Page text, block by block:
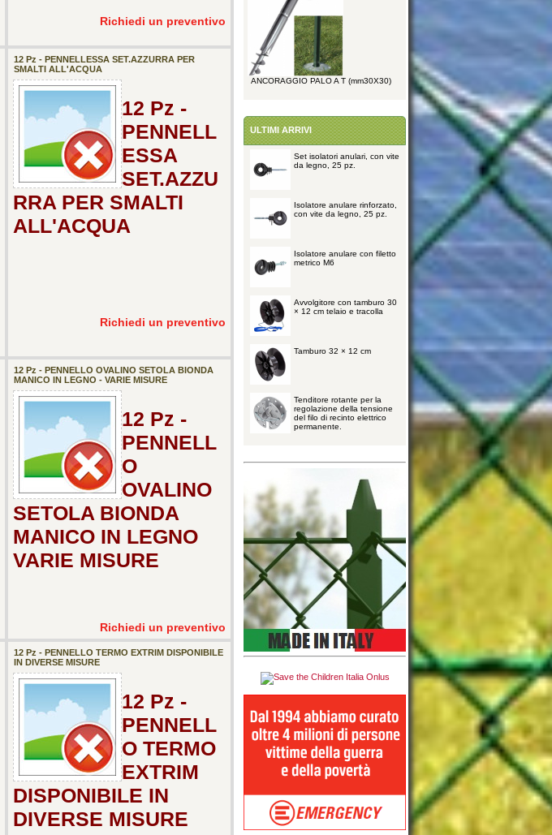
Richiedi un preventivo
12 Pz - PENNELLESSA SET.AZZURRA PER
SMALTI ALL'ACQUA
12 Pz -
PENNELL
ESSA
SET.AZZU
RRA PER SMALTI
ALL'ACQUA
Richiedi un preventivo
12 Pz - PENNELLO OVALINO SETOLA BIONDA
MANICO IN LEGNO - VARIE MISURE
12 Pz -
PENNELL
O
OVALINO
SETOLA BIONDA
MANICO IN LEGNO
VARIE MISURE
Richiedi un preventivo
12 Pz - PENNELLO TERMO EXTRIM DISPONIBILE
IN DIVERSE MISURE
12 Pz -
PENNELL
O TERMO
EXTRIM
DISPONIBILE IN
DIVERSE MISURE
ANCORAGGIO PALO A T (mm30X30)
ULTIMI ARRIVI
Set isolatori anulari, con vite
da legno, 25 pz.
Isolatore anulare rinforzato,
con vite da legno, 25 pz.
Isolatore anulare con filetto
metrico M6
Avvolgitore con tamburo 30
× 12 cm telaio e tracolla
Tamburo 32 × 12 cm
Tenditore rotante per la
regolazione della tensione
del filo di recinto elettrico
permanente.